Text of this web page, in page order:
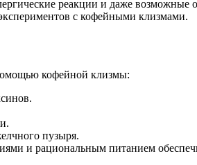
реакции и даже
с кофейными клизмами.
кофейной клизмы:
пузыря.
и рациональным питанием